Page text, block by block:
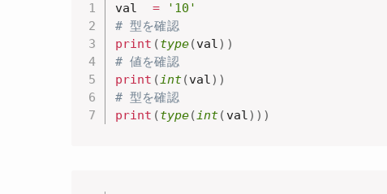
val =
'10'
# 型を確認
print (type(val) )
# 値を確認
print (int(val) )
# 型を確認
print (type(int( val) ) )